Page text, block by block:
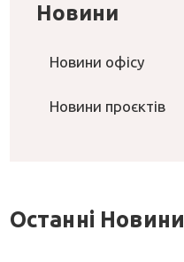
Новини
Новини офісу
Новини проєктів
Останні Новини